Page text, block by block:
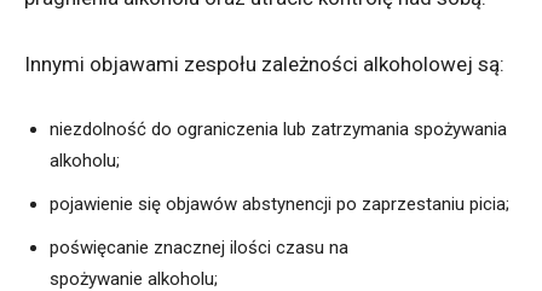
Innymi objawami zespołu zależności alkoholowej są:
niezdolność do ograniczenia lub zatrzymania spożywania
alkoholu;
pojawienie się objawów abstynencji po zaprzestaniu picia;
poświęcanie znacznej ilości czasu na
spożywanie alkoholu;